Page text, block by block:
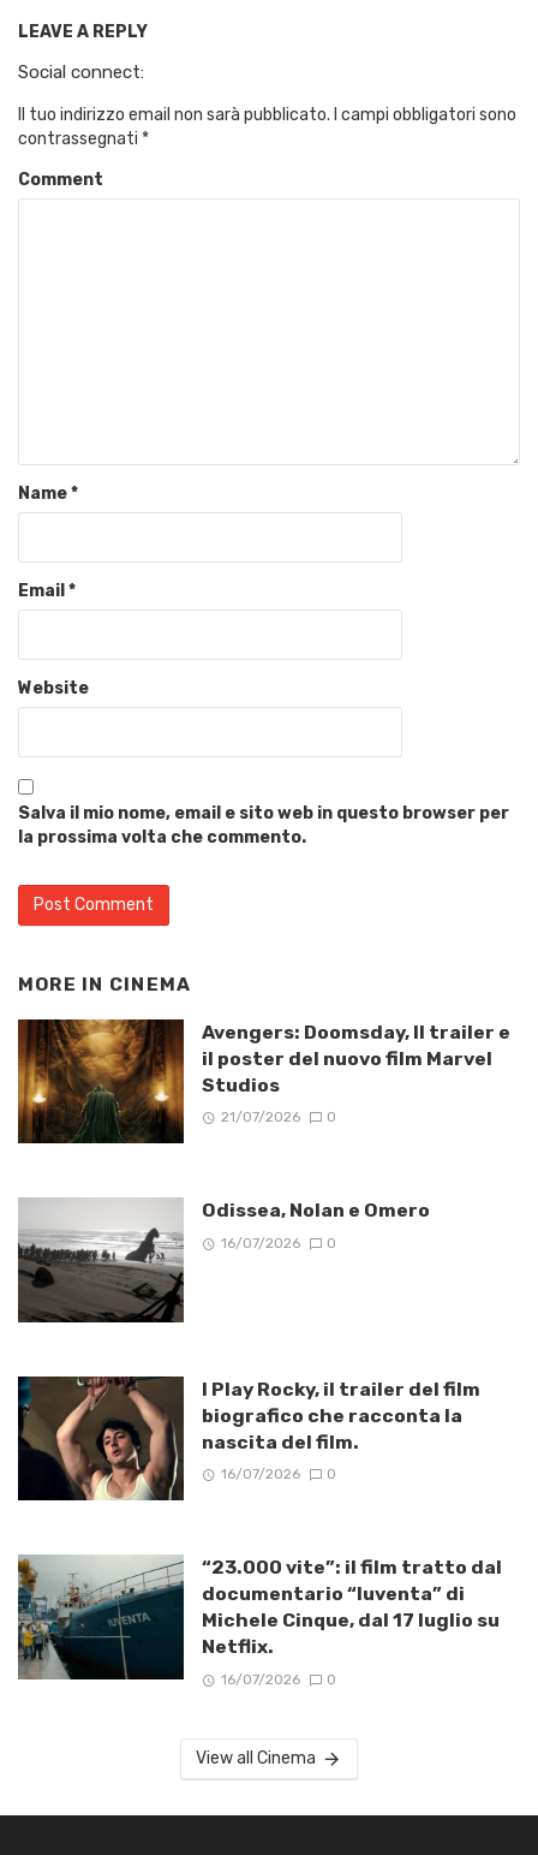
LEAVE A REPLY
Social connect:
Il tuo indirizzo email non sarà pubblicato. I campi obbligatori sono
contrassegnati *
Comment
Name*
Email*
Website
Salva il mio nome, email e sito web in questo browser per
la prossima volta che commento.
MORE IN CINEMA
Avengers: Doomsday, Il trailer e
il poster del nuovo film Marvel
Studios
21/07/2026 0
Odissea, Nolan e Omero
16/07/2026 0
I Play Rocky, il trailer del film
biografico che racconta la
nascita del film.
16/07/2026 0
“23.000 vite”: il film tratto dal
documentario “Iuventa” di
Michele Cinque, dal 17 luglio su
Netflix.
16/07/2026 0
View all Cinema